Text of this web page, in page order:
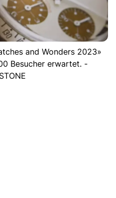
and Wonders 2023»
Besucher erwartet. -